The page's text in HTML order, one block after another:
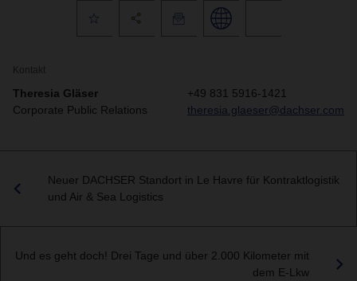
Kontakt
Theresia Gläser
Corporate Public Relations
+49 831 5916-1421
theresia.glaeser@dachser.com
Neuer DACHSER Standort in Le Havre für Kontraktlogistik
und Air & Sea Logistics
Und es geht doch! Drei Tage und über 2.000 Kilometer mit
dem E-Lkw